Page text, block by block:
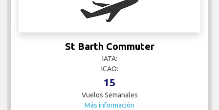
St Barth Commuter
IATA:
ICAO:
15
Vuelos Semanales
Más información